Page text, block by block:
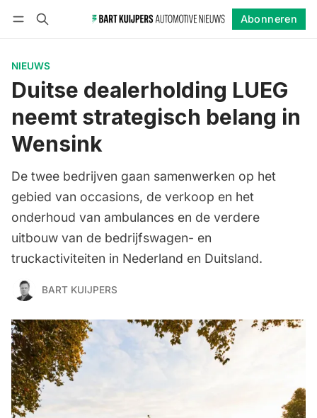
Abonneren
NIEUWS
Duitse dealerholding LUEG
neemt strategisch belang in
Wensink
De twee bedrijven gaan samenwerken op het
gebied van occasions, de verkoop en het
onderhoud van ambulances en de verdere
uitbouw van de bedrijfswagen- en
truckactiviteiten in Nederland en Duitsland.
BART KUIJPERS